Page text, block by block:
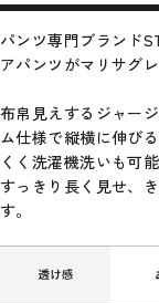
パンツ専門ブランド
アパンツがマリサグ
布帛見えするジャー
ム仕様で縦横に伸び
くく洗濯機洗いも可
すっきり長く見せ、
す。